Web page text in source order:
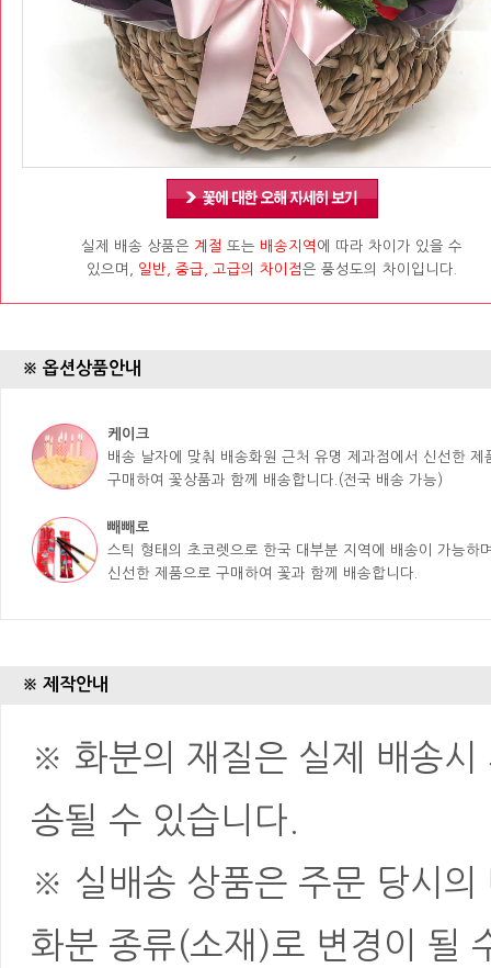
실제 배송 상품은 계절 또는 배송지역 에 따라 차이가 있을 수
있으며, 일반, 중급, 고급의 차이점은 풍성도의 차이입니다.
※ 옵션상품안내
케이크
배송 날자에 맞춰 배송화원 근처 유명 제과점에서 신선한 제
구매하여 꽃상품과 함께 배송합니다.(전국 배송 가능)
빼빼로
스틱 형태의 초코렛으로 한국 대부분 지역에 배송이 가능하
신선한 제품으로 구매하여 꽃과 함께 배송합니다.
※ 제작안내
※ 화분의 재질은 실제 배송시
송될 수 있습니다.
※ 실배송 상품은 주문 당시의
화분 종류(소재)로 변경이 될